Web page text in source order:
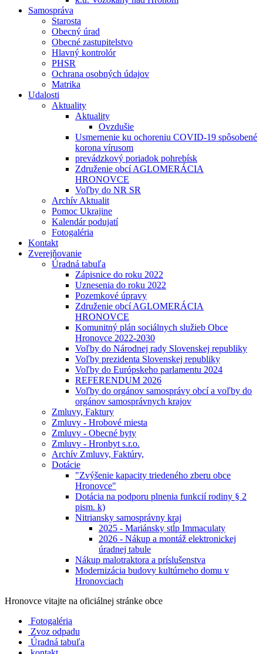
Samospráva
Starosta
Obecný úrad
Obecné zastupitelstvo
Hlavný kontrolór
PHSR
Ochrana osobných údajov
Matrika
Udalosti
Aktuality
Aktuality
Ovzdušie
Usmernenie ku ochoreniu COVID-19 spôsobené
korona vírusom
prevádzkový poriadok pohrebísk
Združenie obcí AGLOMERÁCIA
HRONOVCE
Voľby do NR SR
Archív Aktualit
Pomoc Ukrajine
Kalendár podujatí
Fotogaléria
Kontakt
Zverejňovanie
Úradná tabuľa
Zápisnice do roku 2022
Uznesenia do roku 2022
Pozemkové úpravy
Združenie obcí AGLOMERÁCIA
HRONOVCE
Komunitný plán sociálnych služieb Obce
Hronovce 2022-2030
Voľby do Národnej rady Slovenskej republiky
Voľby prezidenta Slovenskej republiky
Voľby do Európskeho parlamentu 2024
REFERENDUM 2026
Voľby do orgánov samosprávy obcí a voľby do
orgánov samosprávnych krajov
Zmluvy, Faktury
Zmluvy - Hrobové miesta
Zmluvy - Obecné byty
Zmluvy - Hronbyt s.r.o.
Archív Zmluvy, Faktúry,
Dotácie
"Zvýšenie kapacity triedeného zberu obce
Hronovce"
Dotácia na podporu plnenia funkcií rodiny § 2
pism. k)
Nitriansky samosprávny kraj
2025 - Mariánsky stĺp Immaculaty
2026 - Nákup a montáž elektronickej
úradnej tabule
Nákup malotraktora a príslušenstva
Modernizácia budovy kultúrneho domu v
Hronovciach
Hronovce vitajte na oficiálnej stránke obce
Fotogaléria
Zvoz odpadu
Úradná tabuľa